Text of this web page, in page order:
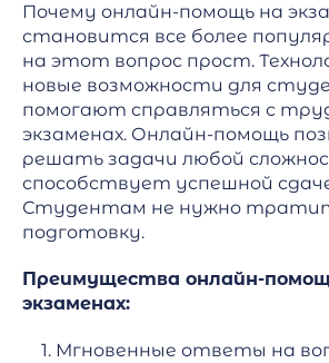
Почему онлайн-помощь на
становится все более
на этот вопрос прост.
новые возможности для
помогают справляться с
экзаменах. Онлайн-помощь
решать задачи любой
способствует успешной
Студентам не нужно
подготовку.
Преимущества онлайн-
экзаменах:
Мгновенные ответы на